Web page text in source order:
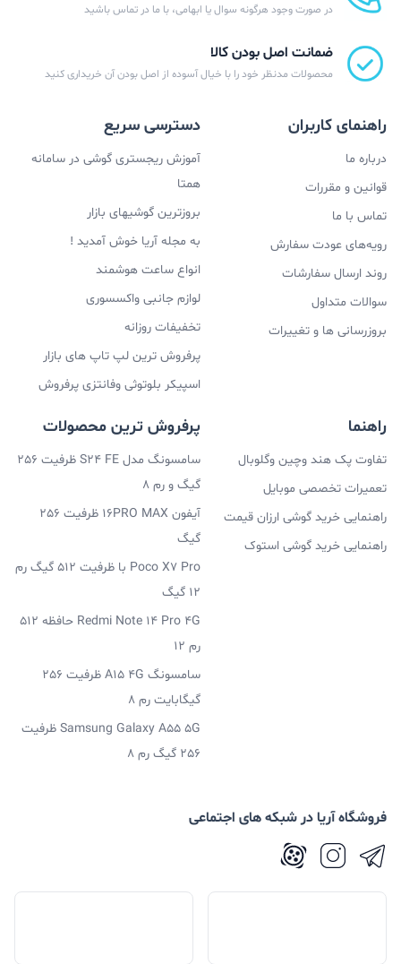
در صورت وجود هرگونه سوال یا ابهامی، با ما در تماس باشید
ضمانت اصل بودن کالا
محصولات مدنظر خود را با خیال آسوده از اصل بودن آن خریداری کنید
راهنمای کاربران
درباره ما
قوانین و مقررات
تماس با ما
رویه‌های عودت سفارش
روند ارسال سفارشات
سوالات متداول
بروزرسانی ها و تغییرات
دسترسی سریع
آموزش ریجستری گوشی در سامانه
همتا
بروزترین گوشیهای بازار
به مجله آریا خوش آمدید !
انواع ساعت هوشمند
لوازم جانبی واکسسوری
تخفیفات روزانه
پرفروش ترین لپ تاپ های بازار
اسپیکر بلوتوثی وفانتزی پرفروش
راهنما
تفاوت پک هند وچین وگلوبال
تعمیرات تخصصی موبایل
راهنمایی خرید گوشی ارزان قیمت
راهنمایی خرید گوشی استوک
پرفروش ترین محصولات
سامسونگ مدل S24 FE ظرفیت 256
گیگ و رم 8
آیفون 16PRO MAX ظرفیت 256
گیگ
Poco X7 Pro با ظرفیت 512 گیگ رم
12 گیگ
Redmi Note 14 Pro 4G حافظه 512
رم 12
سامسونگ A15 4G ظرفیت 256
گیگابایت رم 8
Samsung Galaxy A55 5G ظرفیت
256 گیگ رم 8
فروشگاه آریا در شبکه های اجتماعی